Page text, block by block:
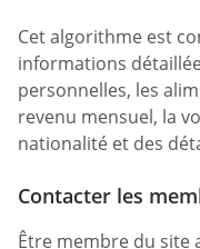
Cet algorithme est
informations
personnelles, les
revenu mensuel, la
nationalité et des
Contacter les
Être membre du site